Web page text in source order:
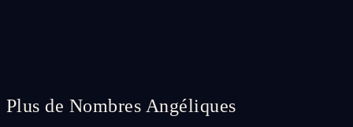
Plus de Nombres Angéliques